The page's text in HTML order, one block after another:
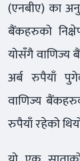
(एनबीए) का
बैंकहरुको
योसँगै वाणिज्य
अर्ब रुपैयाँ
वाणिज्य
रुपैयाँ रहेको